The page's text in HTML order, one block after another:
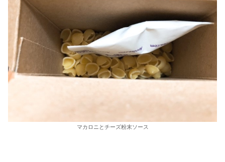
マカロニとチーズ粉末ソース